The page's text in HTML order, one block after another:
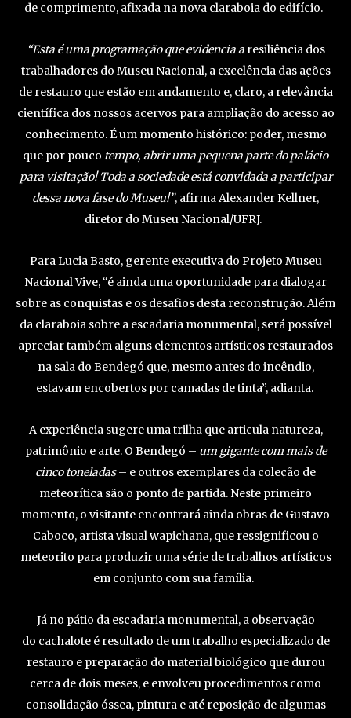
de comprimento, afixada na nova claraboia do edifício.
“Esta é uma programação que evidencia a resiliência dos
trabalhadores do Museu Nacional, a excelência das ações
de restauro que estão em andamento e, claro, a relevância
científica dos nossos acervos para ampliação do acesso ao
conhecimento. É um momento histórico: poder, mesmo
que por pouco tempo, abrir uma pequena parte do palácio
para visitação! Toda a sociedade está convidada a participar
dessa nova fase do Museu!”, afirma Alexander Kellner,
diretor do Museu Nacional/UFRJ.
Para Lucia Basto, gerente executiva do Projeto Museu
Nacional Vive, “é ainda uma oportunidade para dialogar
sobre as conquistas e os desafios desta reconstrução. Além
da claraboia sobre a escadaria monumental, será possível
apreciar também alguns elementos artísticos restaurados
na sala do Bendegó que, mesmo antes do incêndio,
estavam encobertos por camadas de tinta”, adianta.
A experiência sugere uma trilha que articula natureza,
patrimônio e arte. O Bendegó – um gigante com mais de
cinco toneladas– e outros exemplares da coleção de
meteorítica são o ponto de partida. Neste primeiro
momento, o visitante encontrará ainda obras de Gustavo
Caboco, artista visual wapichana, que ressignificou o
meteorito para produzir uma série de trabalhos artísticos
em conjunto com sua família.
Já no pátio da escadaria monumental, a observação
do cachalote é resultado de um trabalho especializado de
restauro e preparação do material biológico que durou
cerca de dois meses, e envolveu procedimentos como
consolidação óssea, pintura e até reposição de algumas